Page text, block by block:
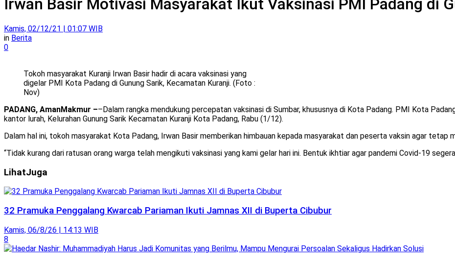
Irwan Basir Motivasi Masyarakat Ikut Vaksinasi PMI Padang di
Kamis, 02/12/21 | 01:07 WIB
in Berita
0
Tokoh masyarakat Kuranji Irwan Basir hadir di acara vaksinasi yang
digelar PMI Kota Padang di Gunung Sarik, Kecamatan Kuranji. (Foto :
Nov)
PADANG, AmanMakmur ––Dalam rangka mendukung percepatan vaksinasi di Sumbar, khususnya di Kota Padang. PMI Kota
kantor lurah, Kelurahan Gunung Sarik Kecamatan Kuranji Kota Padang, Rabu (1/12).
Dalam hal ini, tokoh masyarakat Kota Padang, Irwan Basir memberikan himbauan kepada masyarakat dan peserta vaksin agar
“Tidak kurang dari ratusan orang warga telah mengikuti vaksinasi yang kami gelar hari ini. Bentuk ikhtiar agar pandemi Covid-19
LihatJuga
32 Pramuka Penggalang Kwarcab Pariaman Ikuti Jamnas XII di Buperta Cibubur
Kamis, 06/8/26 | 14:13 WIB
8